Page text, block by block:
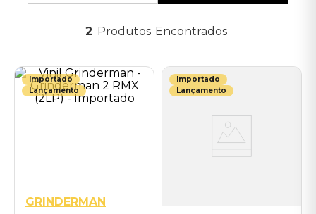
2 Produtos
Importado
Lançamento
GRINDERMAN
Importado
Lançamento